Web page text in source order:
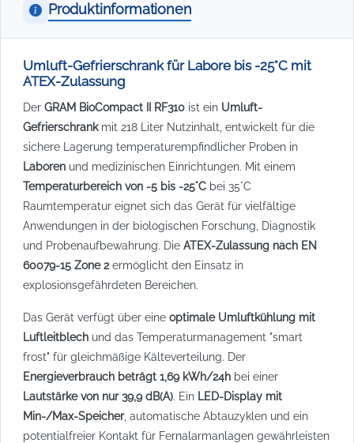
Produktinformationen
Umluft-Gefrierschrank für Labore bis -25°C mit
ATEX-Zulassung
Der GRAM BioCompact II RF310 ist ein Umluft-
Gefrierschrankmit 218 Liter Nutzinhalt, entwickelt für die
sichere Lagerung temperaturempfindlicher Proben in
Laboren und medizinischen Einrichtungen. Mit einem
Temperaturbereich von -5 bis -25°C bei 35°C
Raumtemperatur eignet sich das Gerät für vielfältige
Anwendungen in der biologischen Forschung, Diagnostik
und Probenaufbewahrung. Die ATEX-Zulassung nach EN
60079-15 Zone 2 ermöglicht den Einsatz in
explosionsgefährdeten Bereichen.
Das Gerät verfügt über eine optimale Umluftkühlung mit
Luftleitblech und das Temperaturmanagement "smart
frost" für gleichmäßige Kälteverteilung. Der
Energieverbrauch beträgt 1,69 kWh/24h bei einer
Lautstärke von nur 39,9 dB(A). Ein LED-Display mit
Min-/Max-Speicher, automatische Abtauzyklen und ein
potentialfreier Kontakt für Fernalarmanlagen gewährleisten